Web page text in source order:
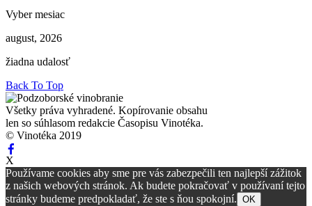
Vyber mesiac
august, 2026
žiadna udalosť
Back To Top
Všetky práva vyhradené. Kopírovanie obsahu
len so súhlasom redakcie Časopisu Vinotéka.
© Vinotéka 2019
X
Používame cookies aby sme pre vás zabezpečili ten najlepší zážitok
z našich webových stránok. Ak budete pokračovať v používaní tejto
stránky budeme predpokladať, že ste s ňou spokojní. OK